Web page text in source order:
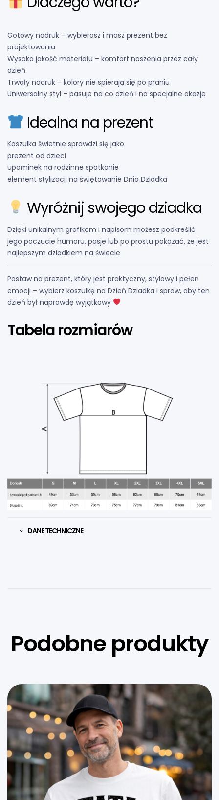
Gotowy nadruk – wybierasz i masz prezent bez
projektowania
Wysoka jakość materiału – komfort noszenia przez cały
dzień
Trwały nadruk – kolory nie spierają się po praniu
Uniwersalny styl – pasuje na co dzień i na specjalne okazje
Idealna na prezent
Koszulka świetnie sprawdzi się jako:
prezent od dzieci
upominek na rodzinne spotkanie
element stylizacji na świętowanie Dnia Dziadka
Wyróżnij swojego dziadka
Dzięki unikalnym grafikom i napisom możesz podkreślić
jego poczucie humoru, pasje lub po prostu pokazać, że jest
najlepszym dziadkiem na świecie.
Postaw na prezent, który jest praktyczny, stylowy i pełen
emocji – wybierz koszulkę na Dzień Dziadka i spraw, aby ten
dzień był naprawdę wyjątkowy
Tabela rozmiarów
DANE TECHNICZNE
Podobne produkty